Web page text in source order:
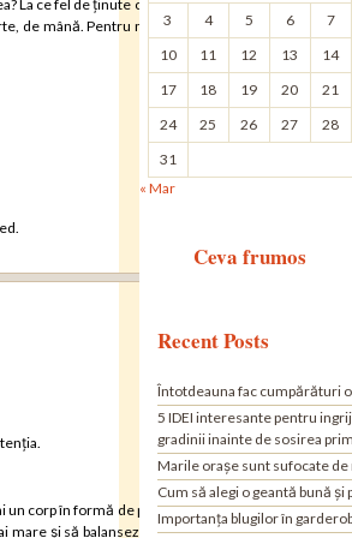
La ce fel de ținute o vei purta? De exemplu, dacă îți
de mână. Pentru muncă, vei dori o geantă clasică
corp în formă de pară sau în formă de triunghi
și să balanseze restul corpului. Dacă ai un corp
3
4 5 6 7
10
11 12 13 14
17
18 19 20 21
24
25 26 27 28
31
« Mar
Ceva frumos
Recent Posts
Întotdeauna fac cumpărături
5 IDEI interesante pentru
gradinii inainte de sosirea
Marile orașe sunt sufocate de
Cum să alegi o geantă bună și
Importanța blugilor în